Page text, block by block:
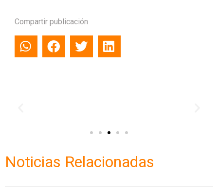
Compartir publicación
Noticias Relacionadas